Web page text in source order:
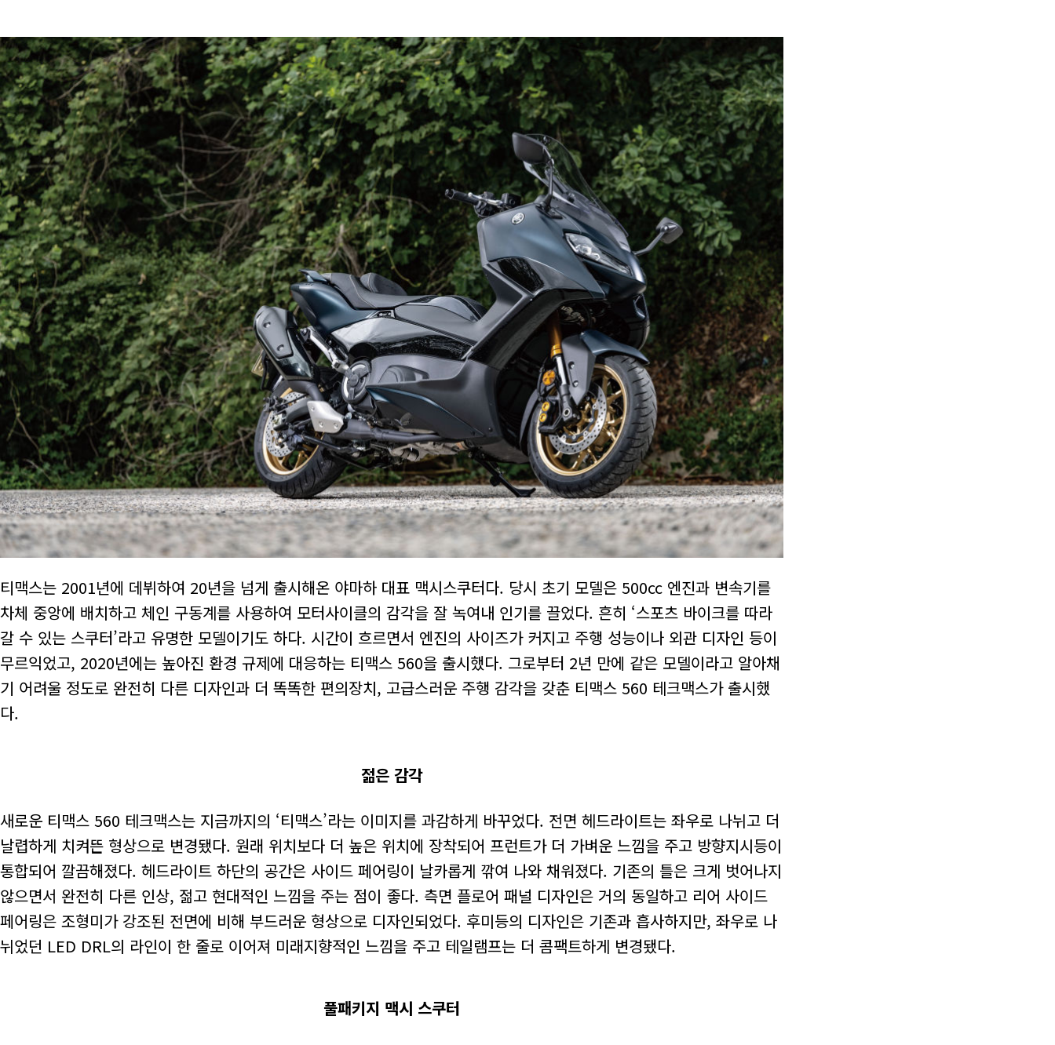
티맥스는 2001년에 데뷔하여 20년을 넘게 출시해온 야마하 대표 맥시스쿠터다. 당시 초기 모델은 500cc 엔진과 변속기를
차체 중앙에 배치하고 체인 구동계를 사용하여 모터사이클의 감각을 잘 녹여내 인기를 끌었다. 흔히 ‘스포츠 바이크를 따라
갈 수 있는 스쿠터’라고 유명한 모델이기도 하다. 시간이 흐르면서 엔진의 사이즈가 커지고 주행 성능이나 외관 디자인 등이
무르익었고, 2020년에는 높아진 환경 규제에 대응하는 티맥스 560을 출시했다. 그로부터 2년 만에 같은 모델이라고 알아채
기 어려울 정도로 완전히 다른 디자인과 더 똑똑한 편의장치, 고급스러운 주행 감각을 갖춘 티맥스 560 테크맥스가 출시했
다.
젊은 감각
새로운 티맥스 560 테크맥스는 지금까지의 ‘티맥스’라는 이미지를 과감하게 바꾸었다. 전면 헤드라이트는 좌우로 나뉘고 더
날렵하게 치켜뜬 형상으로 변경됐다. 원래 위치보다 더 높은 위치에 장착되어 프런트가 더 가벼운 느낌을 주고 방향지시등이
통합되어 깔끔해졌다. 헤드라이트 하단의 공간은 사이드 페어링이 날카롭게 깎여 나와 채워졌다. 기존의 틀은 크게 벗어나지
않으면서 완전히 다른 인상, 젊고 현대적인 느낌을 주는 점이 좋다. 측면 플로어 패널 디자인은 거의 동일하고 리어 사이드
페어링은 조형미가 강조된 전면에 비해 부드러운 형상으로 디자인되었다. 후미등의 디자인은 기존과 흡사하지만, 좌우로 나
뉘었던 LED DRL의 라인이 한 줄로 이어져 미래지향적인 느낌을 주고 테일램프는 더 콤팩트하게 변경됐다.
풀패키지 맥시 스쿠터